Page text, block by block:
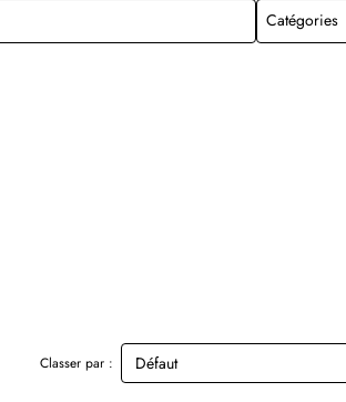
Classer par :